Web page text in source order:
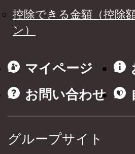
控除できる金額（控除
ン）
マイページ
お問い合わせ
グループサイト